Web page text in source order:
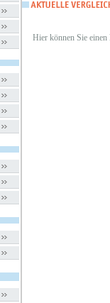
Hier können Sie